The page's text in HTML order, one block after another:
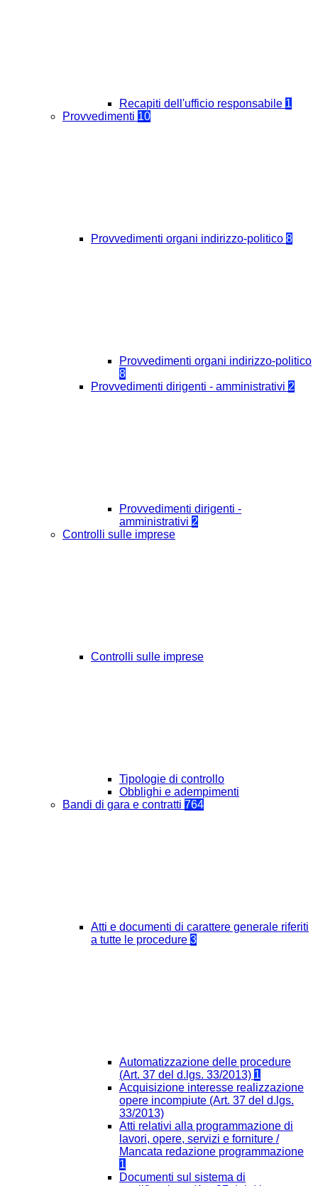
Recapiti dell'ufficio responsabile 1
Provvedimenti 10
Provvedimenti organi indirizzo-politico 8
Provvedimenti organi indirizzo-politico
8
Provvedimenti dirigenti - amministrativi 2
Provvedimenti dirigenti -
amministrativi 2
Controlli sulle imprese
Controlli sulle imprese
Tipologie di controllo
Obblighi e adempimenti
Bandi di gara e contratti 764
Atti e documenti di carattere generale riferiti
a tutte le procedure 3
Automatizzazione delle procedure
(Art. 37 del d.lgs. 33/2013) 1
Acquisizione interesse realizzazione
opere incompiute (Art. 37 del d.lgs.
33/2013)
Atti relativi alla programmazione di
lavori, opere, servizi e forniture /
Mancata redazione programmazione
1
Documenti sul sistema di